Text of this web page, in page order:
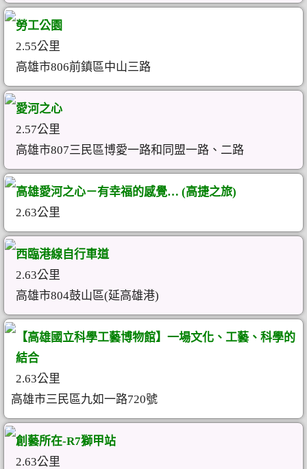
勞工公園
2.55公里
高雄市806前鎮區中山三路
愛河之心
2.57公里
高雄市807三民區博愛一路和同盟一路、二路
高雄愛河之心－有幸福的感覺… (高捷之旅)
2.63公里
西臨港線自行車道
2.63公里
高雄市804鼓山區(延高雄港)
【高雄國立科學工藝博物館】一場文化、工藝、科學的
結合
2.63公里
高雄市三民區九如一路720號
創藝所在-R7獅甲站
2.63公里